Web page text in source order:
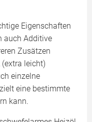
Eigenschaften
auch Additive
Zusätzen
leicht)
einzelne
eine bestimmte
kann.